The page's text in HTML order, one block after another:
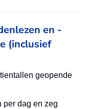
en -
(inclusief
geopende
per dag en zeg